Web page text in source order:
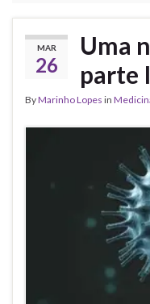
MAR
26
Uma
parte I
ByMarinho Lopes in